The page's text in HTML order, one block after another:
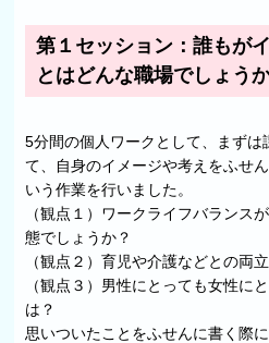
第１セッション：誰もが
とはどんな職場でしょう
5分間の個人ワークとして、まず
て、自身のイメージや考えをふせ
いう作業を行いました。
（観点１）ワークライフバランス
態でしょうか？
（観点２）育児や介護などとの両
（観点３）男性にとっても女性に
は？
思いついたことをふせんに書く際